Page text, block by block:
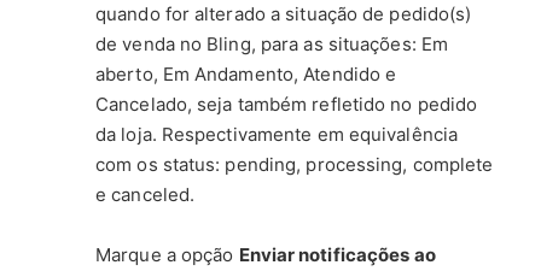
quando for alterado a situação de pedido(s)
de venda no Bling, para as situações: Em
aberto, Em Andamento, Atendido e
Cancelado, seja também refletido no pedido
da loja. Respectivamente em equivalência
com os status: pending, processing, complete
e canceled.
Marque a opção Enviar notificações ao